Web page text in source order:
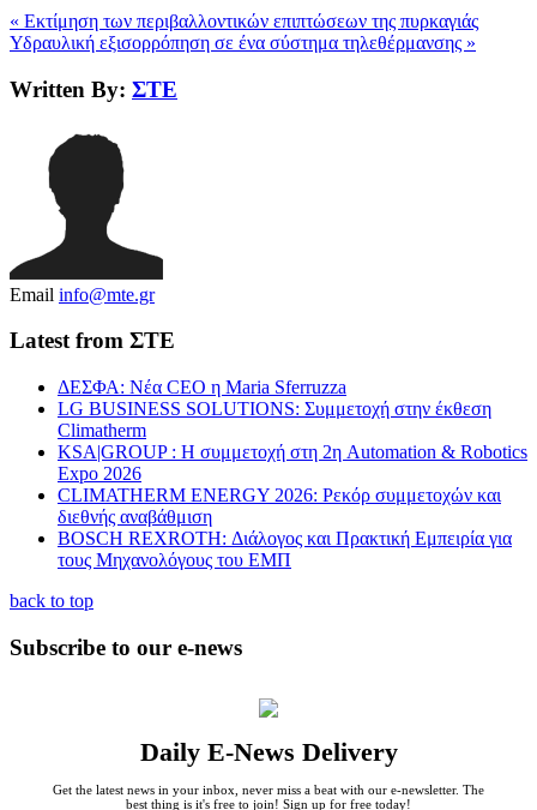
« Εκτίμηση των περιβαλλοντικών επιπτώσεων της πυρκαγιάς
Υδραυλική εξισορρόπηση σε ένα σύστημα τηλεθέρμανσης »
Written By: ΣΤΕ
Email info@mte.gr
Latest from ΣΤΕ
ΔΕΣΦΑ: Νέα CEO η Maria Sferruzza
LG BUSINESS SOLUTIONS: Συμμετοχή στην έκθεση
Climatherm
KSA|GROUP : Η συμμετοχή στη 2η Automation & Robotics
Expo 2026
CLIMATHERM ENERGY 2026: Ρεκόρ συμμετοχών και
διεθνής αναβάθμιση
BOSCH REXROTH: Διάλογος και Πρακτική Εμπειρία για
τους Μηχανολόγους του ΕΜΠ
back to top
Subscribe to our e-news
Daily E-News Delivery
Get the latest news in your inbox, never miss a beat with our e-newsletter. The
best thing is it's free to join! Sign up for free today!